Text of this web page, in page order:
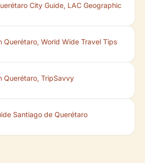
City Guide, LAC Geographic
Querétaro, World Wide Travel Tips
Querétaro, TripSavvy
Santiago de Querétaro